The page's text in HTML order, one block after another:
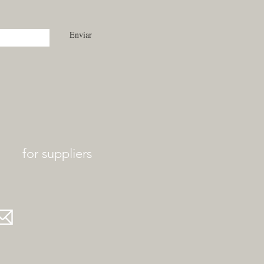
Enviar
for suppliers